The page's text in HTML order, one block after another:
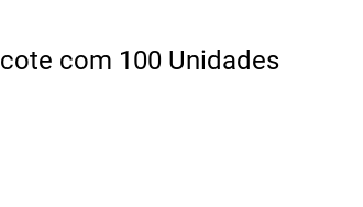
com 100 Unidades